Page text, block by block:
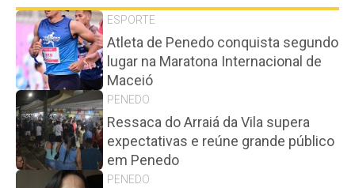
ESPORTE
Atleta de Penedo conquista segundo
lugar na Maratona Internacional de
Maceió
PENEDO
Ressaca do Arraiá da Vila supera
expectativas e reúne grande público
em Penedo
PENEDO